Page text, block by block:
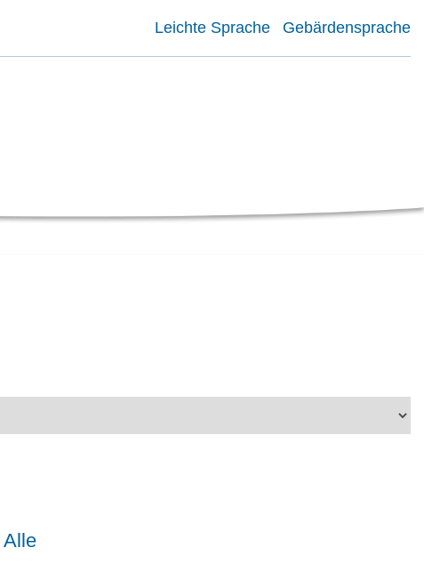
Leichte Sprache Gebärdensprache
Alle